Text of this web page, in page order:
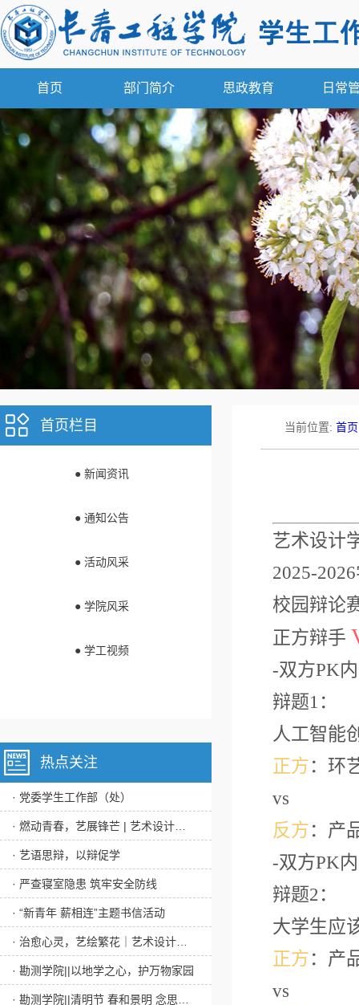
首页 部门简介 思政教育 日常
首页栏目
● 新闻资讯
● 通知公告
● 活动风采
● 学院风采
● 学工视频
热点关注
· 党委学生工作部（处）
· 艺语思辩，以辩促学
· 严查寝室隐患 筑牢安全防线
· “新青年 薪相连”主题书信活动
· 勘测学院||以地学之心，护万物家园
当前位置: 首页
艺术设计
2025-
校园辩论
正方辩手
-双方PK
辩题1：
人工智能
正方：环
vs
反方：产
-双方PK
辩题2：
大学生应
正方：产
vs